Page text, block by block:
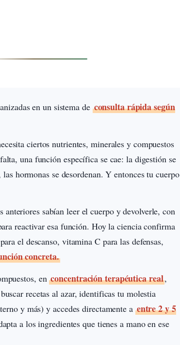
en un sistema de consulta rápida según
ciertos nutrientes, minerales y compuestos
una función específica se cae: la digestión se
hormonas se desordenan. Y entonces tu cuerpo
anteriores sabían leer el cuerpo y devolverle, con
reactivar esa función. Hoy la ciencia confirma
el descanso, vitamina C para las defensas,
concreta.
enconcentración terapéutica real,
recetas al azar, identificas tu molestia
y más) y accedes directamente a entre 2 y 5
a los ingredientes que tienes a mano en ese